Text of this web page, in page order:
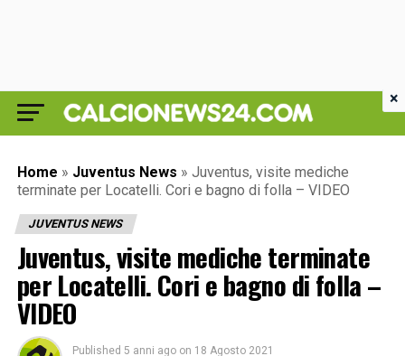
Home » Juventus News » Juventus, visite mediche
terminate per Locatelli. Cori e bagno di folla – VIDEO
JUVENTUS NEWS
Juventus, visite mediche terminate
per Locatelli. Cori e bagno di folla –
VIDEO
Published 5 anni ago on 18 Agosto 2021
×